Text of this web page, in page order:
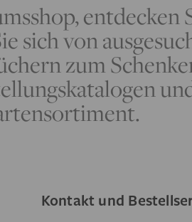
entdecken
sich von
zum
Kontakt und